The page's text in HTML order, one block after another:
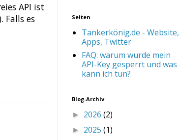
API ist
Falls es
Seiten
Tankerkönig.de - Website,
Apps, Twitter
FAQ: warum wurde mein
API-Key gesperrt und was
kann ich tun?
Blog-Archiv
► 2026 (2)
► 2025 (1)